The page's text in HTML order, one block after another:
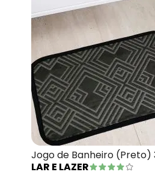
Jogo de Banheiro (Preto)
LAR E LAZER